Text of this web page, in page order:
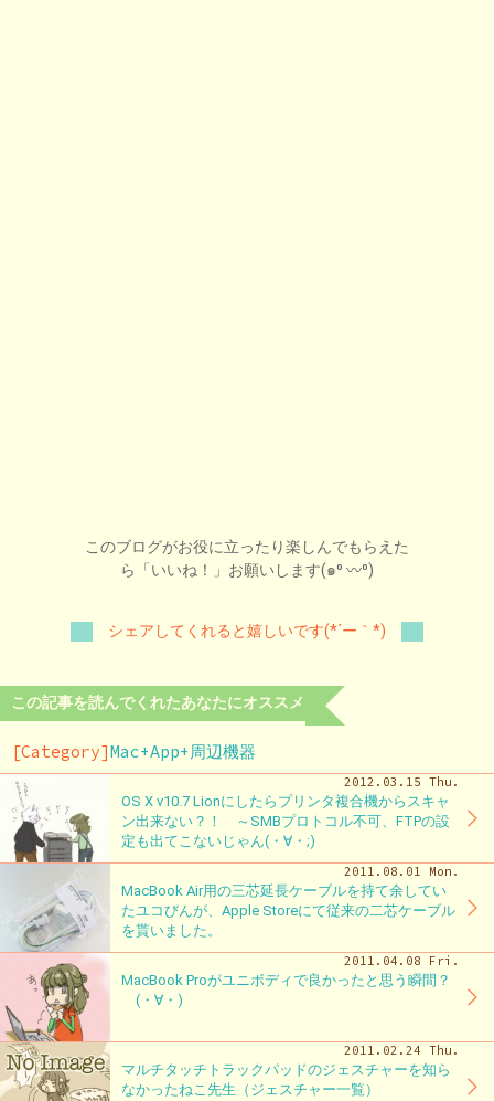
このブログがお役に立ったり楽しんでもらえた
ら「いいね！」お願いします(๑⁰ 〰⁰)
シェアしてくれると嬉しいです(*´ー｀*)
この記事を読んでくれたあなたにオススメ
[Category]Mac+App+周辺機器
2012.03.15 Thu.
OS X v10.7 Lionにしたらプリンタ複合機からスキャ
ン出来ない？！ ～SMBプロトコル不可、FTPの設
定も出てこないじゃん(・∀・;)
2011.08.01 Mon.
MacBook Air用の三芯延長ケーブルを持て余してい
たユコびんが、Apple Storeにて従来の二芯ケーブル
を貰いました。
2011.04.08 Fri.
MacBook Proがユニボディで良かったと思う瞬間？
(・∀・)
2011.02.24 Thu.
マルチタッチトラックパッドのジェスチャーを知ら
なかったねこ先生（ジェスチャー一覧）